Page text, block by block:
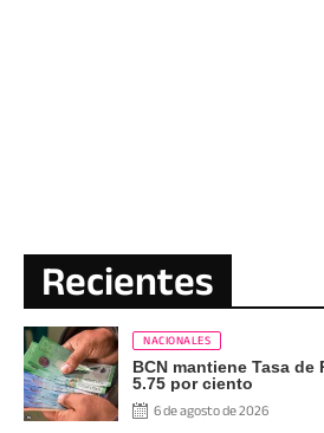
Recientes
NACIONALES
BCN mantiene Tasa
5.75 por ciento
6 de agosto de 2026